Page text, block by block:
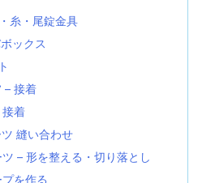
糸・尾錠金具
ックス
– 接着
接着
縫い合わせ
– 形を整える・切り落とし
を作る